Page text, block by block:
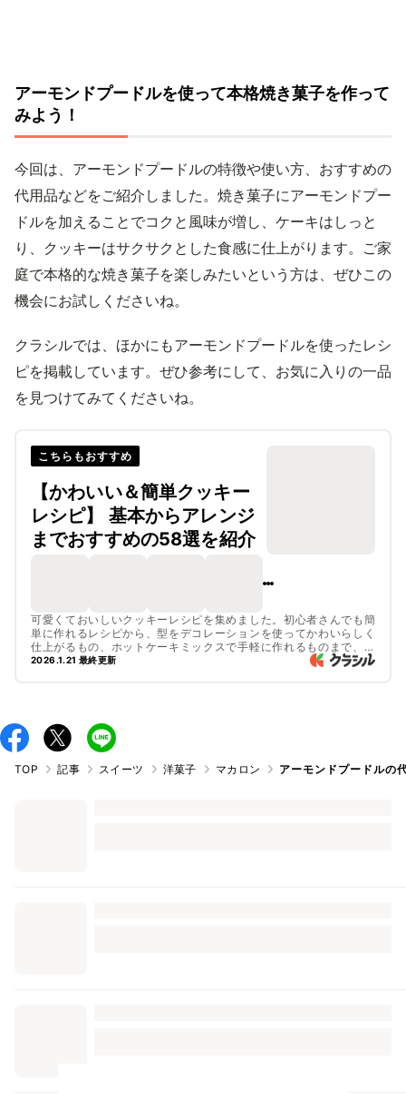
アーモンドプードルを使って本格焼き菓子を作って
みよう！
今回は、アーモンドプードルの特徴や使い方、おすすめの
代用品などをご紹介しました。焼き菓子にアーモンドプー
ドルを加えることでコクと風味が増し、ケーキはしっと
り、クッキーはサクサクとした食感に仕上がります。ご家
庭で本格的な焼き菓子を楽しみたいという方は、ぜひこの
機会にお試しくださいね。
クラシルでは、ほかにもアーモンドプードルを使ったレシ
ピを掲載しています。ぜひ参考にして、お気に入りの一品
を見つけてみてくださいね。
こちらもおすすめ
【かわいい＆簡単クッキー
レシピ】 基本からアレンジ
までおすすめの58選を紹介
可愛くておいしいクッキーレシピを集めました。初心者さんでも簡
単に作れるレシピから、型をデコレーションを使ってかわいらしく
仕上がるもの、ホットケーキミックスで手軽に作れるものまで、た
くさんのレシピをご紹介しています。かわいらしいラッピングもご
2026.1.21 最終更新
TOP 記事 スイーツ 洋菓子 マカロン アーモンドプードルの